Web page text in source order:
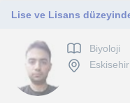
Lise ve Lisans
Biyoloji